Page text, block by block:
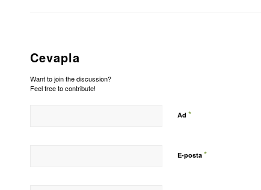
Cevapla
Want to join the discussion?
Feel free to contribute!
Ad *
E-posta *